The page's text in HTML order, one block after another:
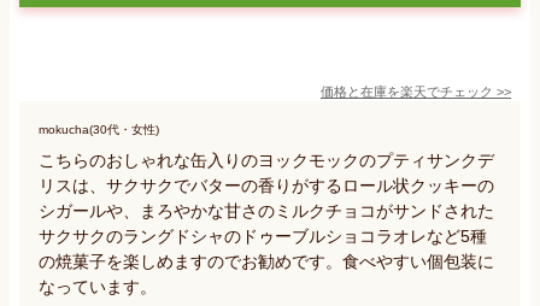
価格と在庫を楽天でチェック >>
mokucha(30代・女性)
こちらのおしゃれな缶入りのヨックモックのプティサンクデ
リスは、サクサクでバターの香りがするロール状クッキーの
シガールや、まろやかな甘さのミルクチョコがサンドされた
サクサクのラングドシャのドゥーブルショコラオレなど5種
の焼菓子を楽しめますのでお勧めです。食べやすい個包装に
なっています。